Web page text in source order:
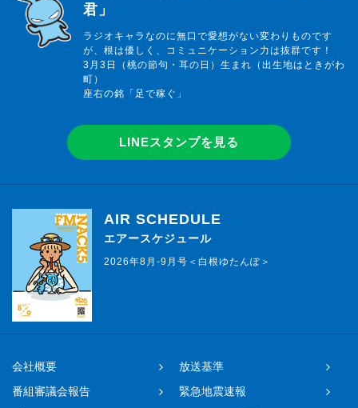
君」
ラジオキャラなのに無口で愛想がない変わりものです
が、根は優しく、コミュニケーション力は抜群です！
3月3日（桃の節句・耳の日）生まれ（出生地はときがわ
町）
座右の銘「足で稼ぐ」
LINEスタンプを見る
AIR SCHEDULE
エアースケジュール
2026年8月-9月号＜白根ゆたんぽ＞
会社概要
放送基準
番組審議会報告
緊急地震速報